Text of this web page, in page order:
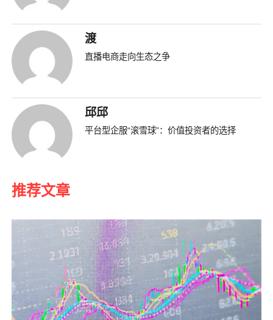
渡
直播电商走向生态之争
邱邱
平台型企服“滚雪球”：价值投资者的选择
推荐文章